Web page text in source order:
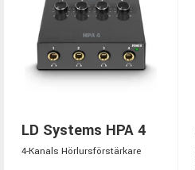
LD Systems HPA 4
4-Kanals Hörlursförstärkare